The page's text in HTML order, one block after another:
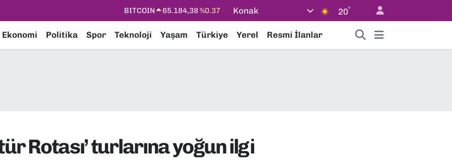
DOLAR 47,7239%0.01
STERLİN
64,4329%-0.02
Konak 20°
Ekonomi Politika Spor Teknoloji Yaşam Türkiye Yerel Resmi İlanlar
Rotası’ turlarına yoğun ilgi